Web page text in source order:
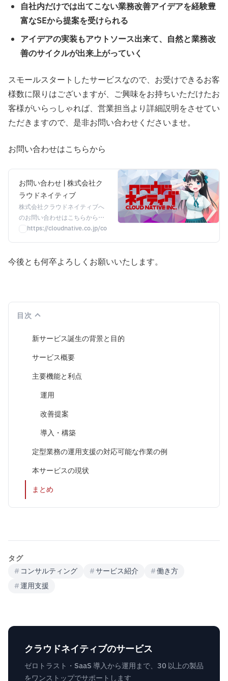
自社内だけでは出てこない業務改善アイデアを経験豊
富なSEから提案を受けられる
アイデアの実装もアウトソース出来て、自然と業務改
善のサイクルが出来上がっていく
スモールスタートしたサービスなので、お受けできるお客
様数に限りはございますが、ご興味をお持ちいただけたお
客様がいらっしゃれば、営業担当より詳細説明をさせてい
ただきますので、是非お問い合わせくださいませ。
お問い合わせはこちらから
お問い合わせ | 株式会社ク
ラウドネイティブ
株式会社クラウドネイティブへ
のお問い合わせはこちらから。
製品・サービスに関するご相
い。
https://cloudnative.co.jp/contact
今後とも何卒よろしくお願いいたします。
目次
新サービス誕生の背景と目的
サービス概要
主要機能と利点
運用
改善提案
導入・構築
定型業務の運用支援の対応可能な作業の例
本サービスの現状
まとめ
タグ
#コンサルティング #サービス紹介 #働き方
#運用支援
クラウドネイティブのサービス
ゼロトラスト・SaaS 導入から運用まで、30 以上の製品
をワンストップでサポートします